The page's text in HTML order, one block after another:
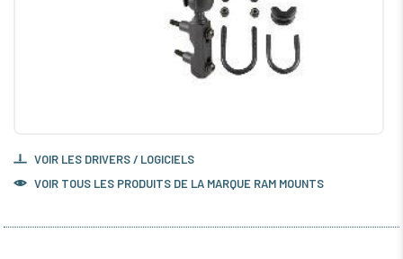
VOIR LES DRIVERS / LOGICIELS
VOIR TOUS LES PRODUITS DE LA MARQUE RAM MOUNTS